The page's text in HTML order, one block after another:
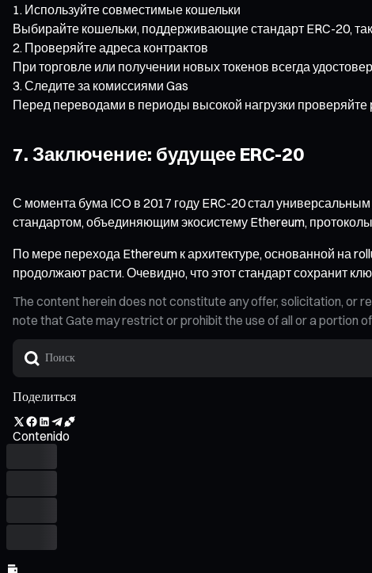
Используйте совместимые кошельки
Выбирайте кошельки, поддерживающие стандарт ERC-20,
Проверяйте адреса контрактов
При торговле или получении новых токенов всегда
Следите за комиссиями Gas
Перед переводами в периоды высокой нагрузки
7. Заключение: будущее ERC-20
С момента бума ICO в 2017 году ERC-20 стал
стандартом, объединяющим экосистему Ethereum,
По мере перехода Ethereum к архитектуре, основанной на
продолжают расти. Очевидно, что этот стандарт сохранит
The content herein does not constitute any offer, solicitation, or
note that Gate may restrict or prohibit the use of all or a portion
Поделиться
Contenido